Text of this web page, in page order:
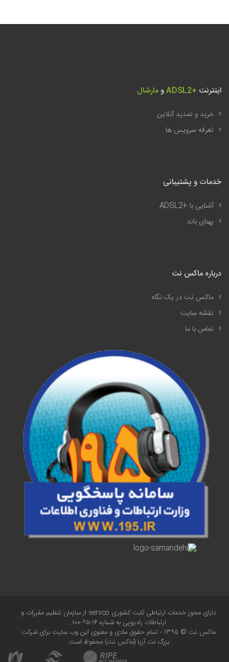
اینترنت ADSL2+ومارشال
خرید و تمدید آنلاین
تعرفه سرویس ها
خدمات و پشتیبانی
آشنایی با ADSL2+
پهنای باند
درباره ماکس نت
ماکس نت در یک نگاه
نقشه سایت
تماس با ما
دارای مجوز خدمات ارتباطی ثابت کشوری servco از سازمان تنظیم مقررات و
ارتباطات رادیویی به شماره ۱۴-۹۵-۱۰۰.
ماکس نت ©
۱۳۹۵ - تمام حقوق مادی و معنوی این وب سایت برای شرکت
بزرگ نت آریا (ماکس نت) محفوظ است.